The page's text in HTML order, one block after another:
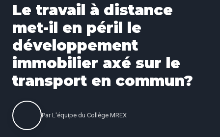
Le travail à distance
met-il en péril le
développement
immobilier axé sur le
transport en commun?
Par L'équipe du Collège MREX